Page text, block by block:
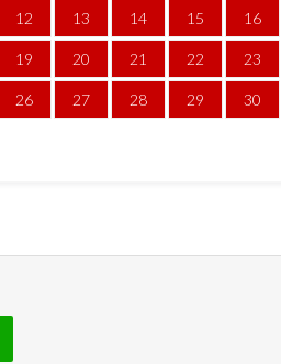
12 13 14 15 16
19 20 21 22 23
26 27 28 29 30